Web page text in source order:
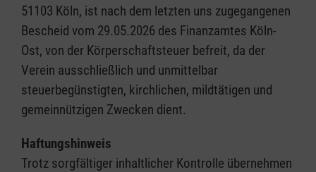
51103 Köln, ist nach dem letzten uns zugegangenen
Bescheid vom 29.05.2026 des Finanzamtes Köln-
Ost, von der Körperschaftsteuer befreit, da der
Verein ausschließlich und unmittelbar
steuerbegünstigten, kirchlichen, mildtätigen und
gemeinnützigen Zwecken dient.
Haftungshinweis
Trotz sorgfältiger inhaltlicher Kontrolle übernehmen